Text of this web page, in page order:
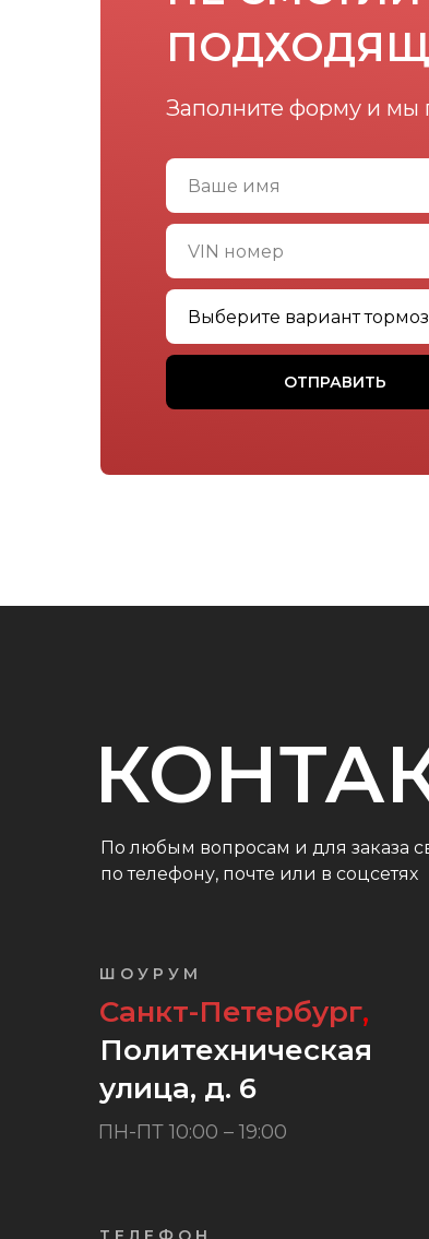
Заполните форму и мы
ОТПРАВИТЬ
По любым вопросам и для заказа
по телефону, почте или в соцсетях
Санкт-Петербург,
Политехническая
улица, д. 6
ШОУРУМ
ПН-ПТ 10:00 – 19:00